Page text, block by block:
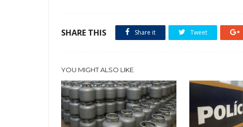
SHARE THIS Share it Tweet
YOU MIGHT ALSO LIKE